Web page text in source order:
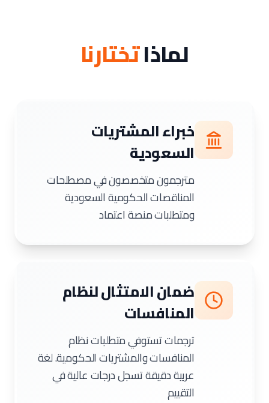
لماذاتختارنا
خبراء المشتريات
السعودية
مترجمون متخصصون في مصطلحات
المناقصات الحكومية السعودية
ومتطلبات منصة اعتماد
ضمان الامتثال لنظام
المنافسات
ترجمات تستوفي متطلبات نظام
المنافسات والمشتريات الحكومية. لغة
عربية دقيقة تسجل درجات عالية في
التقييم